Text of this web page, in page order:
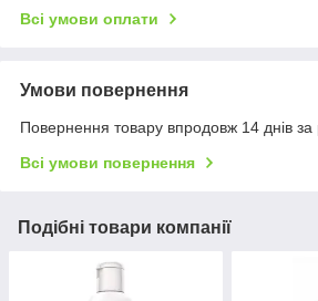
Всі умови оплати
Умови повернення
Повернення товару впродовж 14 днів за
Всі умови повернення
Подібні товари компанії